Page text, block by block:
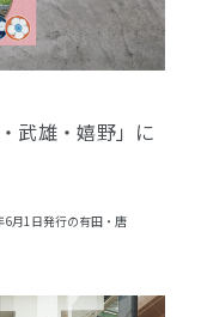
武雄・嬉野」に
6月1日発行の有田・唐